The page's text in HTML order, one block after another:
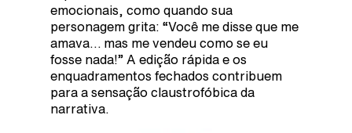
emocionais, como quando sua
personagem grita: “Você me disse que me
amava… mas me vendeu como se eu
fosse nada!” A edição rápida e os
enquadramentos fechados contribuem
para a sensação claustrofóbica da
narrativa.